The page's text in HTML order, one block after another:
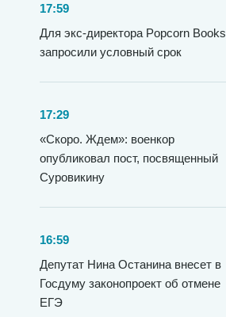
17:59
Для экс-директора Popcorn Books
запросили условный срок
17:29
«Скоро. Ждем»: военкор
опубликовал пост, посвященный
Суровикину
16:59
Депутат Нина Останина внесет в
Госдуму законопроект об отмене
ЕГЭ